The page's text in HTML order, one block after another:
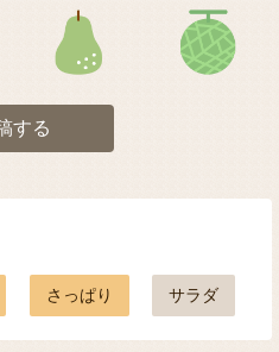
アイコン6 アイコン7
する
さっぱり サラダ